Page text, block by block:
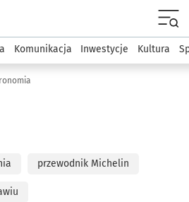
wroclaw.pl
Komunikacja Inwestycje Kultura
przewodnik Michelin